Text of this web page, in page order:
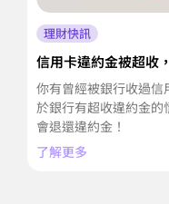
理財快訊
信用卡違約金被超收
你有曾經被銀行收過
於銀行有超收違約金
會退還違約金！
了解更多